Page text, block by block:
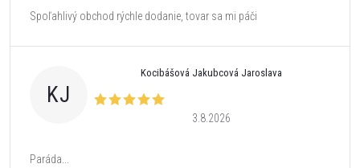
Spoľahlivý obchod rýchle dodanie, tovar sa mi páči
KJ
Kocibášová Jakubcová Jaroslava
3.8.2026
Paráda...